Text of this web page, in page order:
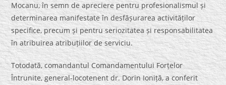
Mocanu, în semn de apreciere pentru profesionalismul și
determinarea manifestate în desfășurarea activităților
specifice, precum și pentru seriozitatea și responsabilitatea
în atribuirea atribuțiilor de serviciu.
Totodată, comandantul Comandamentului Forțelor
Întrunite, general-locotenent dr. Dorin Ioniță, a conferit